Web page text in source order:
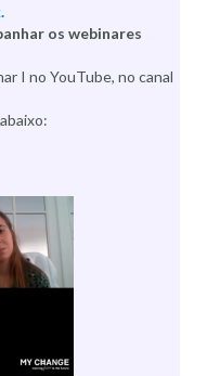
os webinares
I no YouTube, no canal